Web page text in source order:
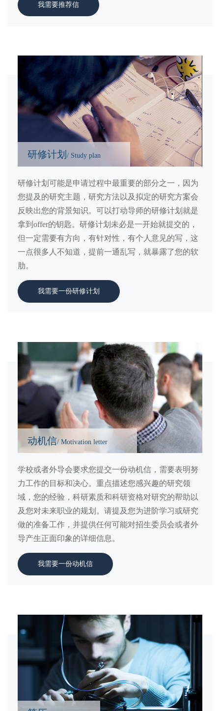
我需要推荐信
研修计划 / Study plan
研修计划可能是申请过程中最重要的部分之一，因为
您提及的研究主题，研究方法以及拟定的研究方案会
反映出您的背景知识。可以打动导师的研修计划就是
拿到offer的钥匙。研修计划未必是一开始就提交的，
但一定需要有方向，有针对性，有个人意见的写，这
一点很多人不知道，提前一通乱写，就暴露了您的软
肋。
我需要一份研修计划
动机信/ Motivation letter
学校或者外导会要求您提交一份动机信，需要表明努
力工作的目标和决心。重点描述您感兴趣的研究领
域，您的经验，科研素质和科研资格对研究的帮助以
及您对未来职业的规划。请提及您为进阶学习或研究
做的准备工作，并提供任何可能对招生委员会或者外
导产生正面印象的详细信息。
我需要一份动机信